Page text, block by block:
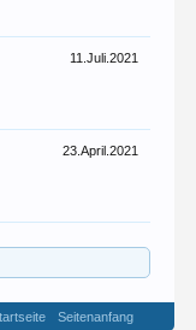
11.Juli.2021
23.April.2021
Seitenanfang